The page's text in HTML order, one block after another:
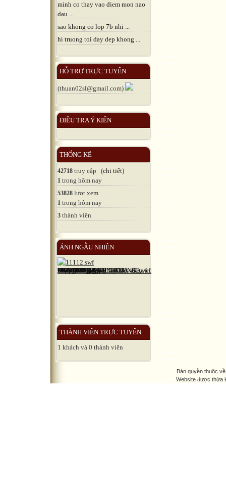
minh co thay vao diem mon nao
dau ...
sao khong co lop 7b nhi ...
hi truong toi day dep khong ...
HỖ TRỢ TRỰC TUYẾN
(thuan02sl@gmail.com)
ĐIỀU TRA Ý KIẾN
THỐNG KÊ
42718 truy cập (chi tiết)
1 trong hôm nay
53828 lượt xem
1 trong hôm nay
3 thành viên
ẢNH NGẪU NHIÊN
THÀNH VIÊN TRỰC TUYẾN
1 khách và 0 thành viên
Bản quyền thuộc
Website được thừa